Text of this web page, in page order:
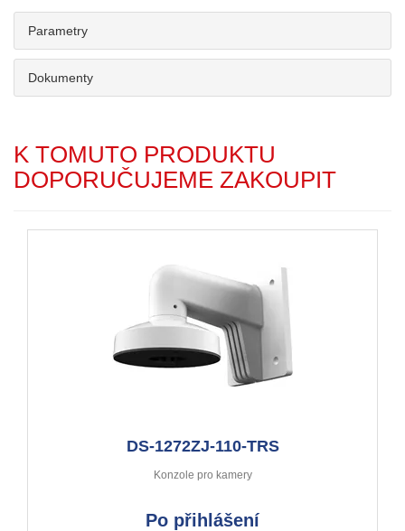
Parametry
Dokumenty
K TOMUTO PRODUKTU
DOPORUČUJEME ZAKOUPIT
DS-1272ZJ-110-TRS
Konzole pro kamery
Po přihlášení